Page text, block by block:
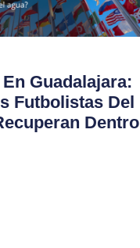
Guadalajara:
Futbolistas Del
Dentro